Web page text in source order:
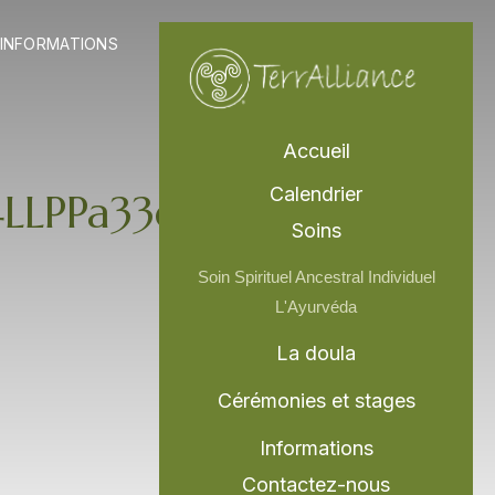
La Doula
INFORMATIONS Ouvrir Informations
Accueil
Calendrier
Soins
Soin Spirituel Ancestral Individuel
L'Ayurvéda
La doula
Cérémonies et stages
Informations
Contactez-nous